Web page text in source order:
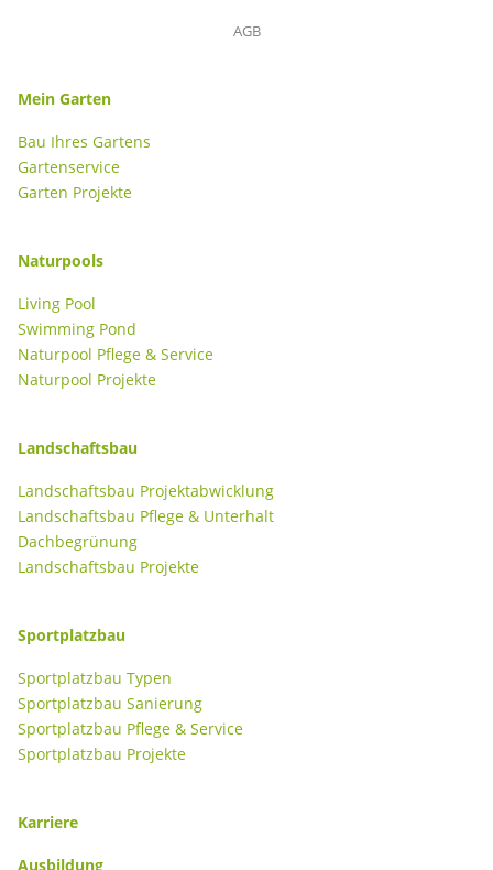
AGB
Mein Garten
Bau Ihres Gartens
Gartenservice
Garten Projekte
Naturpools
Living Pool
Swimming Pond
Naturpool Pflege & Service
Naturpool Projekte
Landschaftsbau
Landschaftsbau Projektabwicklung
Landschaftsbau Pflege & Unterhalt
Dachbegrünung
Landschaftsbau Projekte
Sportplatzbau
Sportplatzbau Typen
Sportplatzbau Sanierung
Sportplatzbau Pflege & Service
Sportplatzbau Projekte
Karriere
Ausbildung